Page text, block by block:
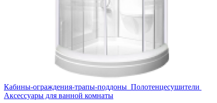
Кабины-ограждения-трапы-поддоны Полотенцесушители
Аксессуары для ванной комнаты